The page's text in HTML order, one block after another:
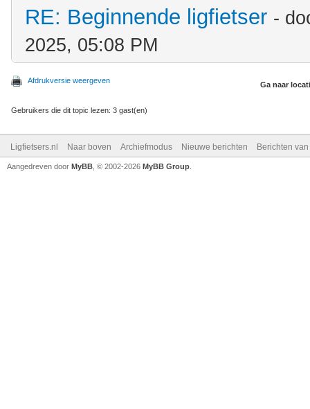
RE: Beginnende ligfietser -
2025, 05:08 PM
Afdrukversie weergeven Ga naar
Gebruikers die dit topic lezen: 3 gast(en)
Ligfietsers.nl Naar boven Archiefmodus Nieuwe berichten Berichten
Aangedreven door MyBB , © 2002-2026 MyBB Group